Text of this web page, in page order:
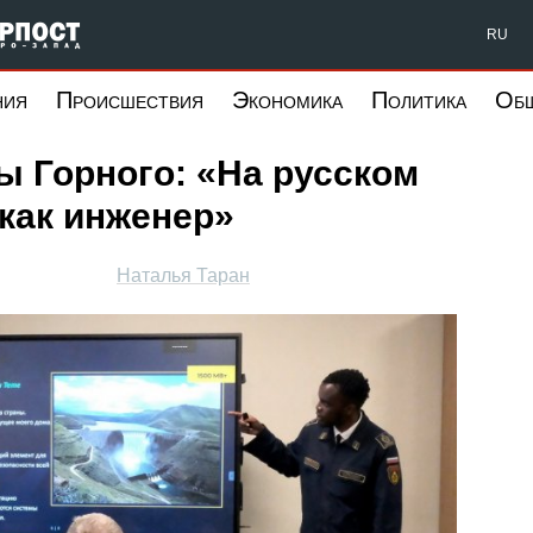
Форпост Северо-Запад RU
Происшествия Экономика Политика
Горного: «На русском
инженер»
Наталья Таран